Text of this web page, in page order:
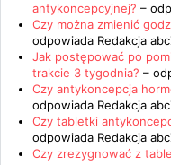
antykoncepcyjnej? –
Czy można zmienić
odpowiada Redakcja
Jak postępować po
trakcie 3 tygodnia? –
Czy antykoncepcja
odpowiada Redakcja
Czy tabletki
odpowiada Redakcja
Czy zrezygnować z